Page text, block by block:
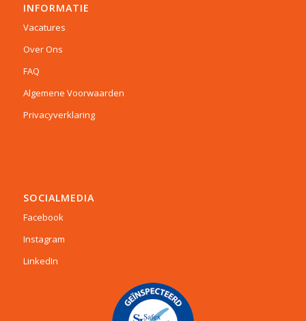
INFORMATIE
Vacatures
Over Ons
FAQ
Algemene Voorwaarden
Privacyverklaring
SOCIALMEDIA
Facebook
Instagram
LinkedIn